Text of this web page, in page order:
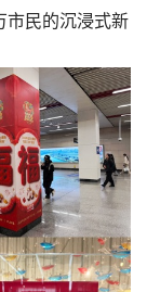
市民的沉浸式新